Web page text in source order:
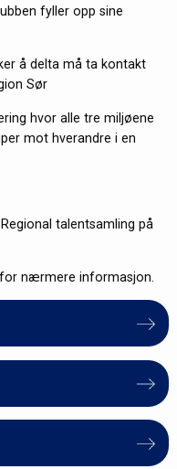
fyller opp sine
å delta må ta kontakt
Sør
hvor alle tre miljøene
mot hverandre i en
talentsamling på
nærmere informasjon.